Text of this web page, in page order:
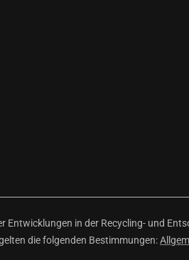
Entwicklungen in der Recycling- und
die folgenden Bestimmungen: